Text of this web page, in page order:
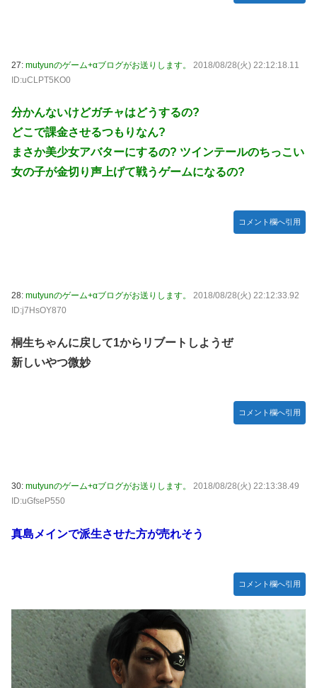
27: mutyunのゲーム+αブログがお送りします。
2018/08/28(火) 22:12:18.11
ID:uCLPT5KO0
分かんないけどガチャはどうするの?
どこで課金させるつもりなん?
まさか美少女アバターにするの? ツインテールのちっこい
女の子が金切り声上げて戦うゲームになるの?
コメント欄へ引用
28: mutyunのゲーム+αブログがお送りします。
2018/08/28(火) 22:12:33.92
ID:j7HsOY870
桐生ちゃんに戻して1からリブートしようぜ
新しいやつ微妙
コメント欄へ引用
30: mutyunのゲーム+αブログがお送りします。
2018/08/28(火) 22:13:38.49
ID:uGfseP550
真島メインで派生させた方が売れそう
コメント欄へ引用